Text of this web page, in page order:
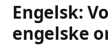
Engelsk:
engelske